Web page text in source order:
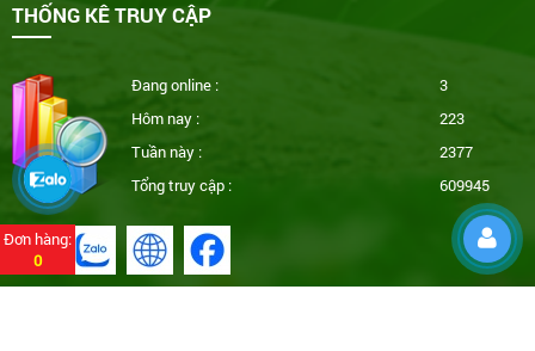
THỐNG KÊ TRUY CẬP
Đang online :
3
Hôm nay :
223
Tuần này :
2377
Tổng truy cập :
609945
Đơn hàng:
0